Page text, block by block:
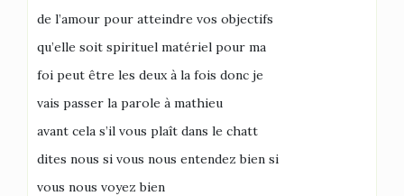
de l’amour pour atteindre vos objectifs
qu’elle soit spirituel matériel pour ma
foi peut être les deux à la fois donc je
vais passer la parole à mathieu
avant cela s’il vous plaît dans le chatt
dites nous si vous nous entendez bien si
vous nous voyez bien